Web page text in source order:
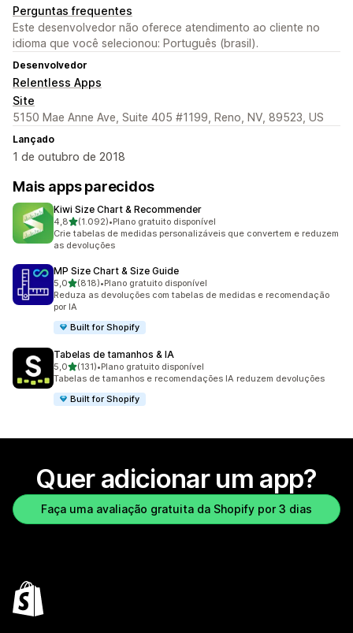
Perguntas frequentes
Este desenvolvedor não oferece atendimento ao cliente no
idioma que você selecionou: Português (brasil).
Desenvolvedor
Relentless Apps
Site
5150 Mae Anne Ave, Suite 405 #1199, Reno, NV, 89523, US
Lançado
1 de outubro de 2018
Mais apps parecidos
Kiwi Size Chart & Recommender
4,8de 5 estrelas
(1.092)
1092 avaliações ao todo
•Plano gratuito disponível
Crie tabelas de medidas personalizáveis que convertem e reduzem
as devoluções
MP Size Chart & Size Guide
5,0de 5 estrelas
(818)
818 avaliações ao todo
•Plano gratuito disponível
Reduza as devoluções com tabelas de medidas e recomendação
por IA
Built for Shopify
Tabelas de tamanhos & IA
5,0de 5 estrelas
(131)
131 avaliações ao todo
•Plano gratuito disponível
Tabelas de tamanhos e recomendações IA reduzem devoluções
Built for Shopify
Quer adicionar um app?
Faça uma avaliação gratuita da Shopify por 3 dias